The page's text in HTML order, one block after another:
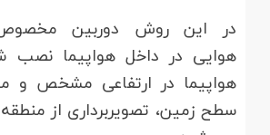
در این روش دوربین مخصوص
هوایی در داخل هواپیما نصب
هواپیما در ارتفاعی مشخص و
سطح زمین، تصویربرداری از منطقه